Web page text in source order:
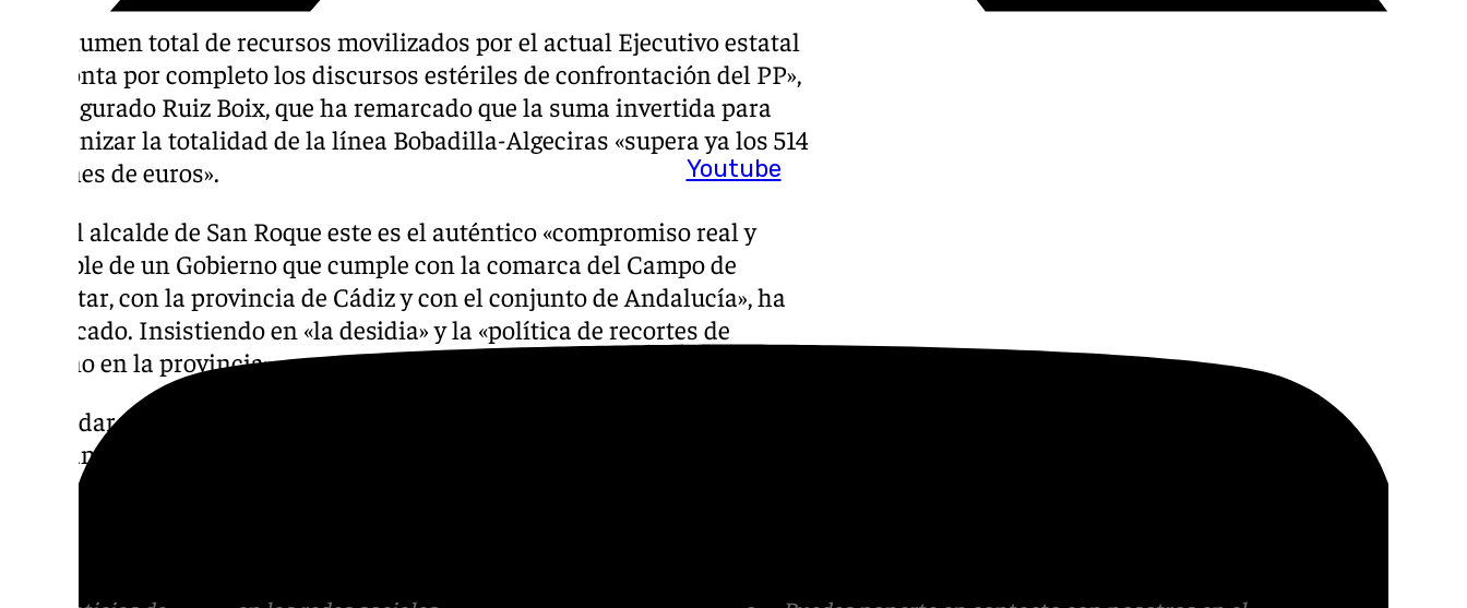
Youtube
«El volumen total de recursos movilizados por el actual Ejecutivo estatal
desmonta por completo los discursos estériles de confrontación del PP»,
ha asegurado Ruiz Boix, que ha remarcado que la suma invertida para
modernizar la totalidad de la línea Bobadilla-Algeciras «supera ya los 514
millones de euros».
Para el alcalde de San Roque este es el auténtico «compromiso real y
palpable de un Gobierno que cumple con la comarca del Campo de
Gibraltar, con la provincia de Cádiz y con el conjunto de Andalucía», ha
remarcado. Insistiendo en «la desidia» y la «política de recortes de
Moreno en la provincia».
Sin dudar, Ruiz Boix ha sacado pecho por la política de su partido
afirmando que, «mientras otros se esconden detrás de titulares y
excusas, el Gobierno socialista dota de recursos económicos a una vía